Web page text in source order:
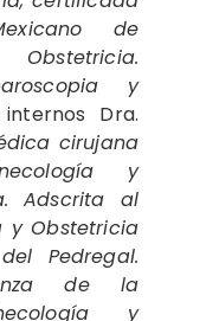
de
y
internos Dra.
cirujana
y
Adscrita al
y Obstetricia
Pedregal.
de la
y